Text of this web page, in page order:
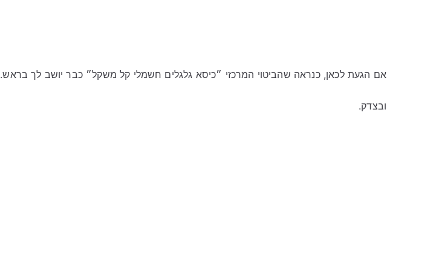
אם הגעת לכאן, כנראה שהביטוי המרכזי ״כיסא גלגלים חשמלי קל משקל״ כבר יושב לך בראש.
ובצדק.